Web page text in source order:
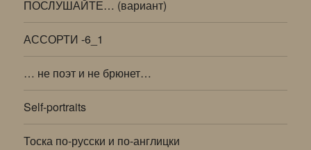
ПОСЛУШАЙТЕ… (вариант)
АССОРТИ -6_1
… не поэт и не брюнет…
Self-portraits
Тоска по-русски и по-англицки